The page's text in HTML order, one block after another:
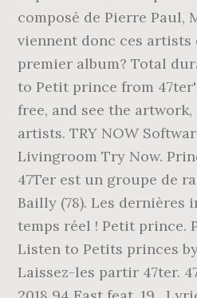
composé de Pierre Paul,
viennent donc ces
premier album? Total
to Petit prince from
free, and see the
artists. TRY NOW
Livingroom Try Now.
47Ter est un groupe de
Bailly (78). Les dernières
temps réel ! Petit prince.
Listen to Petits princes
Laissez-les partir 47ter.